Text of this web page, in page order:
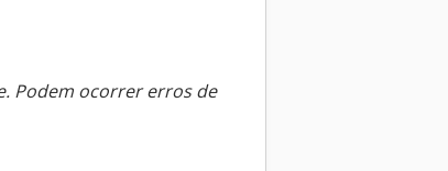
Podem ocorrer erros de